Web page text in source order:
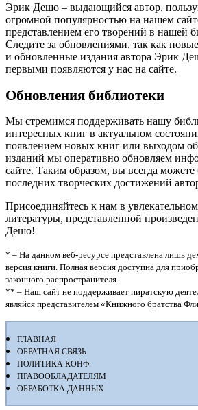
Эрик Дешо – выдающийся автор,
огромной популярностью на нашем
представлением его творений в нашей
Следите за обновлениями, так как
и обновленные издания автора Эрик
первыми появляются у нас на сайте.
Обновления библиотеки
Мы стремимся поддерживать нашу
интересных книг в актуальном
появлением новых книг или выходом
изданий мы оперативно обновляем
сайте. Таким образом, вы всегда можете
последних творческих достижений
Присоединяйтесь к нам в
литературы, представленной
Дешо!
* – На данном веб-ресурсе представлена лишь
версия книги. Полная версия доступна для
законного распространителя.
** – Наш сайт не поддерживает пиратскую
являйся представителем «Книжного братства
ГЛАВНАЯ
ОБРАТНАЯ СВЯЗЬ
ПОЛИТИКА КОНФ.
ПРАВООБЛАДАТЕЛЯМ
ОБРАБОТКА ДАННЫХ